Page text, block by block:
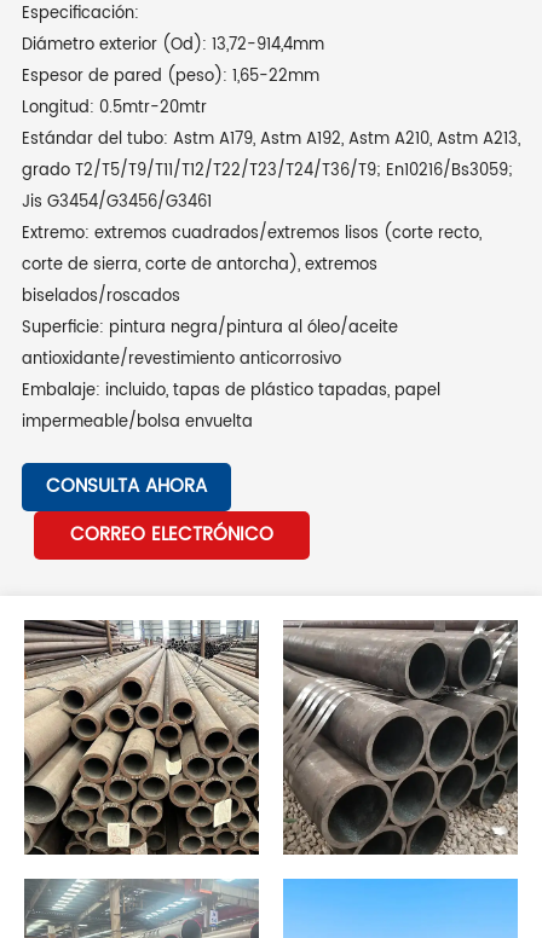
Especificación:
Diámetro exterior (Od): 13,72-914,4mm
Espesor de pared (peso): 1,65-22mm
Longitud: 0.5mtr-20mtr
Estándar del tubo: Astm A179, Astm A192, Astm A210, Astm A213,
grado T2/T5/T9/T11/T12/T22/T23/T24/T36/T9; En10216/Bs3059;
Jis G3454/G3456/G3461
Extremo: extremos cuadrados/extremos lisos (corte recto,
corte de sierra, corte de antorcha), extremos
biselados/roscados
Superficie: pintura negra/pintura al óleo/aceite
antioxidante/revestimiento anticorrosivo
Embalaje: incluido, tapas de plástico tapadas, papel
impermeable/bolsa envuelta
CONSULTA AHORA
CORREO ELECTRÓNICO